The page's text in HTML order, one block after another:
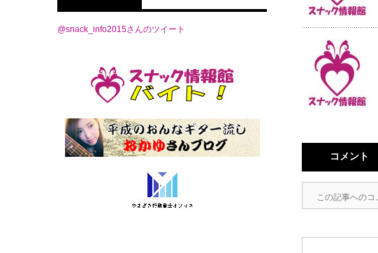
コメント
この記事へのコ
@snack_info2015さんのツイート